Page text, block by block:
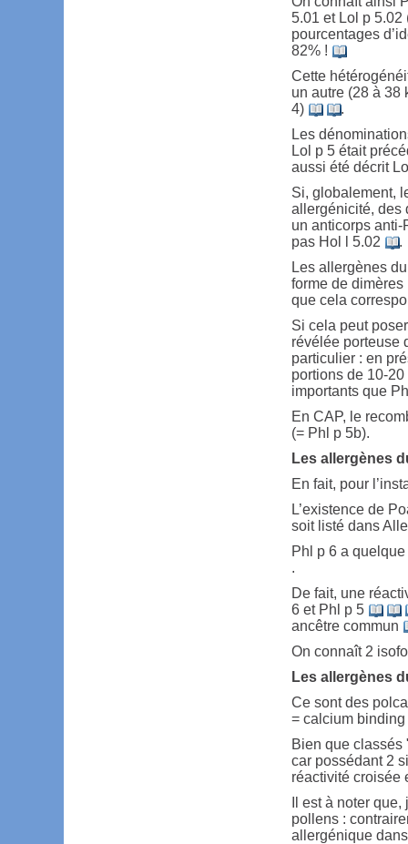
5.01 et Lol p
pourcentages
82% !
Cette
un autre (28 à 38
4)
.
Les
Lol p 5 était
aussi été décrit
Si, globalement,
allergénicité, des
un anticorps
pas Hol l 5.02
.
Les allergènes
forme de dimères
que cela
Si cela peut
révélée porteuse
particulier : en
portions de 10-
importants que
En CAP, le
(= Phl p 5b).
Les allergènes
En fait, pour
L’existence de
soit listé dans
Phl p 6 a
.
De fait, une
6 et Phl p 5
ancêtre commun
On connaît 2
Les allergènes
Ce sont des
= calcium
Bien que
car possédant 2
réactivité croisée
Il est à noter
pollens :
allergénique